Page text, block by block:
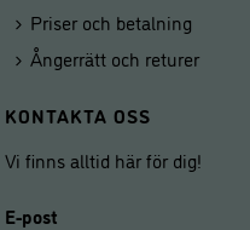
Priser och betalning
Ångerrätt och returer
KONTAKTA OSS
Vi finns alltid här för dig!
E-post